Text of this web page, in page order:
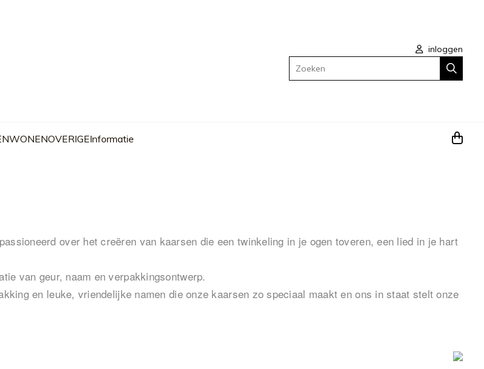
inloggen
Zoeken
WONENOVERIGEInformatie
over het creëren van kaarsen die een twinkeling in je ogen toveren, een lied in je hart
van geur, naam en verpakkingsontwerp.
en leuke, vriendelijke namen die onze kaarsen zo speciaal maakt en ons in staat stelt onze